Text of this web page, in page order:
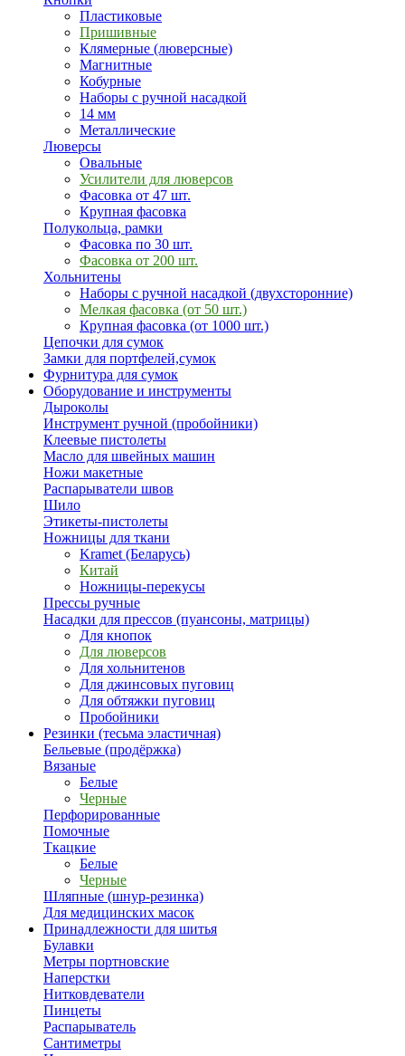
Пластиковые
Пришивные
Клямерные (люверсные)
Магнитные
Кобурные
Наборы с ручной насадкой
14 мм
Металлические
Люверсы
Овальные
Усилители для люверсов
Фасовка от 47 шт.
Крупная фасовка
Полукольца, рамки
Фасовка по 30 шт.
Фасовка от 200 шт.
Хольнитены
Наборы с ручной насадкой (двухсторонние)
Мелкая фасовка (от 50 шт.)
Крупная фасовка (от 1000 шт.)
Цепочки для сумок
Замки для портфелей,сумок
Фурнитура для сумок
Оборудование и инструменты
Дыроколы
Инструмент ручной (пробойники)
Клеевые пистолеты
Масло для швейных машин
Ножи макетные
Распарыватели швов
Шило
Этикеты-пистолеты
Ножницы для ткани
Kramet (Беларусь)
Китай
Ножницы-перекусы
Прессы ручные
Насадки для прессов (пуансоны, матрицы)
Для кнопок
Для люверсов
Для хольнитенов
Для джинсовых пуговиц
Для обтяжки пуговиц
Пробойники
Резинки (тесьма эластичная)
Бельевые (продёржка)
Вязаные
Белые
Черные
Перфорированные
Помочные
Ткацкие
Белые
Черные
Шляпные (шнур-резинка)
Для медицинских масок
Принадлежности для шитья
Булавки
Метры портновские
Наперстки
Нитковдеватели
Пинцеты
Распарыватель
Сантиметры